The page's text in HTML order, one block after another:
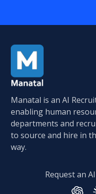
Manatal is an AI
enabling human
departments and
to source and hire in
way.
Request an